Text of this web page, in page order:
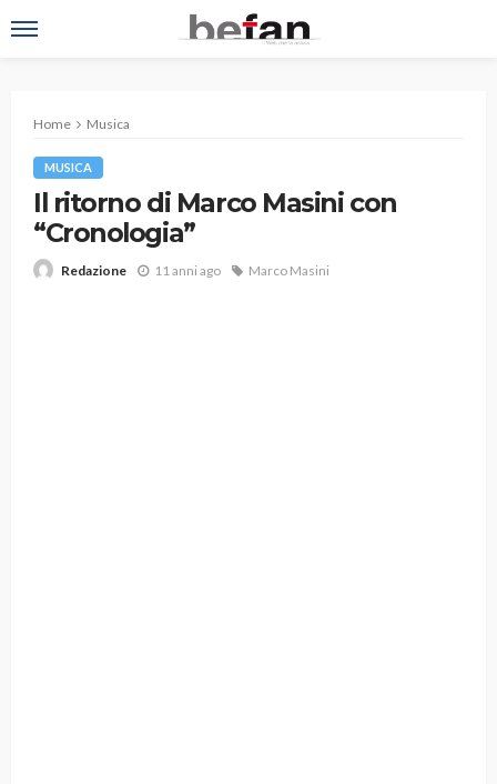
Home Musica
MUSICA
Il ritorno di Marco Masini con
“Cronologia”
Redazione 11 anni ago Marco Masini